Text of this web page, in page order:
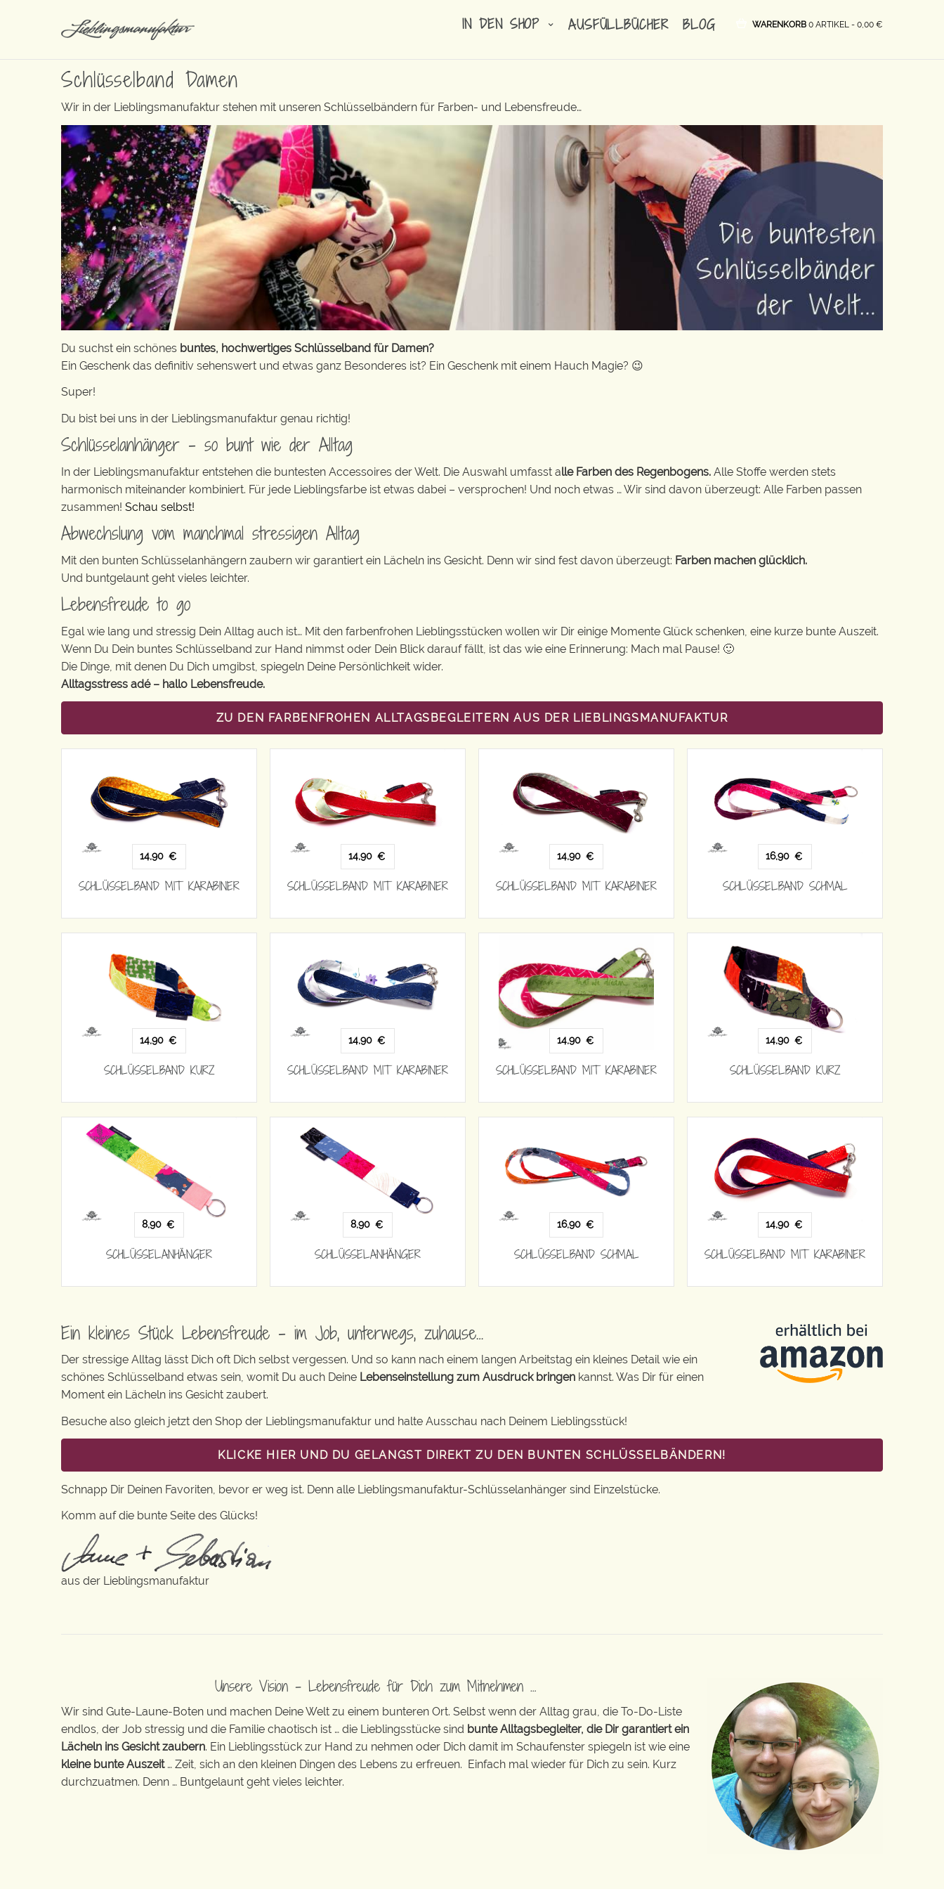
IN DEN SHOP AUSFÜLLBÜCHER BLOG WARENKORB 0 ARTIKEL - 0,00 €
Schlüsselband Damen
Wir in der Lieblingsmanufaktur stehen mit unseren Schlüsselbändern für Farben- und Lebensfreude…
Du suchst ein schönes buntes, hochwertiges Schlüsselband für Damen?
Ein Geschenk das definitiv sehenswert und etwas ganz Besonderes ist? Ein Geschenk mit einem Hauch Magie? 😉
Super!
Du bist bei uns in der Lieblingsmanufaktur genau richtig!
Schlüsselanhänger – so bunt wie der Alltag
In der Lieblingsmanufaktur entstehen die buntesten Accessoires der Welt. Die Auswahl umfasst alle Farben des Regenbogens. Alle Stoffe werden stets
harmonisch miteinander kombiniert. Für jede Lieblingsfarbe ist etwas dabei – versprochen! Und noch etwas … Wir sind davon überzeugt: Alle Farben passen
zusammen! Schau selbst!
Abwechslung vom manchmal stressigen Alltag
Mit den bunten Schlüsselanhängern zaubern wir garantiert ein Lächeln ins Gesicht. Denn wir sind fest davon überzeugt: Farben machen glücklich.
Und buntgelaunt geht vieles leichter.
Lebensfreude to go
Egal wie lang und stressig Dein Alltag auch ist… Mit den farbenfrohen Lieblingsstücken wollen wir Dir einige Momente Glück schenken, eine kurze bunte Auszeit.
Wenn Du Dein buntes Schlüsselband zur Hand nimmst oder Dein Blick darauf fällt, ist das wie eine Erinnerung: Mach mal Pause! 🙂
Die Dinge, mit denen Du Dich umgibst, spiegeln Deine Persönlichkeit wider.
Alltagsstress adé – hallo Lebensfreude.
ZU DEN FARBENFROHEN ALLTAGSBEGLEITERN AUS DER LIEBLINGSMANUFAKTUR
14,90 €
SCHLÜSSELBAND MIT KARABINER
14,90 €
SCHLÜSSELBAND MIT KARABINER
14,90 €
SCHLÜSSELBAND MIT KARABINER
16,90 €
SCHLÜSSELBAND SCHMAL
14,90 €
SCHLÜSSELBAND KURZ
14,90 €
SCHLÜSSELBAND MIT KARABINER
14,90 €
SCHLÜSSELBAND MIT KARABINER
14,90 €
SCHLÜSSELBAND KURZ
8,90 €
SCHLÜSSELANHÄNGER
8,90 €
SCHLÜSSELANHÄNGER
16,90 €
SCHLÜSSELBAND SCHMAL
14,90 €
SCHLÜSSELBAND MIT KARABINER
Ein kleines Stück Lebensfreude – im Job, unterwegs, zuhause…
Der stressige Alltag lässt Dich oft Dich selbst vergessen. Und so kann nach einem langen Arbeitstag ein kleines Detail wie ein
schönes Schlüsselband etwas sein, womit Du auch Deine Lebenseinstellung zum Ausdruck bringen kannst. Was Dir für einen
Moment ein Lächeln ins Gesicht zaubert.
Besuche also gleich jetzt den Shop der Lieblingsmanufaktur und halte Ausschau nach Deinem Lieblingsstück!
KLICKE HIER UND DU GELANGST DIREKT ZU DEN BUNTEN SCHLÜSSELBÄNDERN!
Schnapp Dir Deinen Favoriten, bevor er weg ist. Denn alle Lieblingsmanufaktur-Schlüsselanhänger sind Einzelstücke.
Komm auf die bunte Seite des Glücks!
aus der Lieblingsmanufaktur
Unsere Vision – Lebensfreude für Dich zum Mitnehmen …
Wir sind Gute-Laune-Boten und machen Deine Welt zu einem bunteren Ort. Selbst wenn der Alltag grau, die To-Do-Liste
endlos, der Job stressig und die Familie chaotisch ist … die Lieblingsstücke sind bunte Alltagsbegleiter, die Dir garantiert ein
Lächeln ins Gesicht zaubern. Ein Lieblingsstück zur Hand zu nehmen oder Dich damit im Schaufenster spiegeln ist wie eine
kleine bunte Auszeit… Zeit, sich an den kleinen Dingen des Lebens zu erfreuen. Einfach mal wieder für Dich zu sein. Kurz
durchzuatmen. Denn … Buntgelaunt geht vieles leichter.